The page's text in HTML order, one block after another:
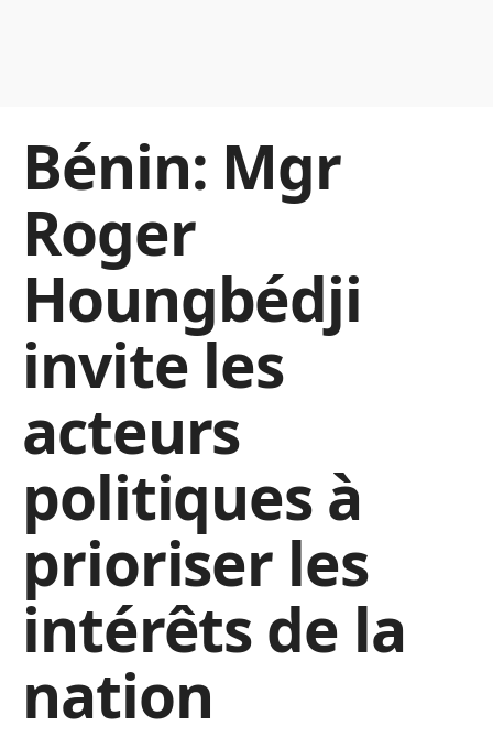
Bénin: Mgr
Roger
Houngbédji
invite les
acteurs
politiques à
prioriser les
intérêts de la
nation